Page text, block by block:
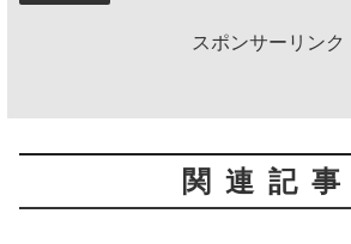
スポンサーリンク
関連記事